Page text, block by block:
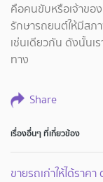
คือคนขับหรือเจ้าขอ
รักษารถยนต์ให้มีสภ
เช่นเดียวกัน ดังนั้นเ
ทาง
Share
เรื่องอื่นๆ ที่เกี่ยวข้อง
ขายรถเก่าให้ได้ราค